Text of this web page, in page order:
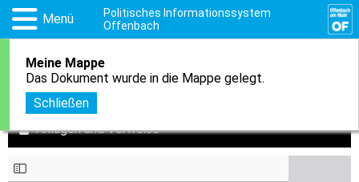
Menü
Politisches Informationssystem
Offenbach
Meine Mappe
Das Dokument wurde in die Mappe gelegt.
Schließen
In meine Mappe aufnehmen
Download
Anlagen und Verweise